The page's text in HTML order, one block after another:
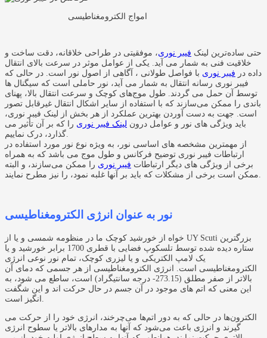
امواج الکترومغناطیسی
حتی ساده‌ترین لینک فیبر نوری، موفقیتی در طراحی خلاقانه، دقت ساخت و
خلاقیت فنی به شمار می آید. یکی از عوامل موثر در سرعت بالای انتقال
داده در فیبر نوری با فواصل طولانی ، آگاهی از اصول نور است. در حالی که
فیبر نوری رسانه انتقال به شمار می آید، نور حاملی است که سیگنال ها
توسط آن حمل می گردند. طول موج‌های کوچک و سرعت انتقال بالا، پهنای
باندی را ممکن می‌سازند که با استفاده از سایر اشکال انتقال غیرقابل تصور
است. جهت به دست آوردن بهترین عملکرد از هر بخش از لینک فیبر نوری،
باید ویژگی های نور و عوامل درون لینک فیبر نوری را که بر آن تأثیر می
از مهمترین مشخصه های اساسی نور، به ویژه نوع نور مورد استفاده در
ارتباطات فیبر نوری توضیح فرکانس و طول موج می باشد که به همراه
برخی از ویژگی های دیگر ارتباطات فیبر نوری را ممکن می‌سازند، و البته
نور به عنوان انرژی الکترومغناطیسی
خواه از خورشید کوچک ما در منظومه شمسی و یا از UY Scuti بزرگترین
ستاره دیده شده توسط تلسکوپ فضایی با قطری 1700 برابر خورشید و یا
یک لامپ الکتریکی و یا لیزری کوچک، تمام نور نوعی انرژی
الکترومغناطیسی است. انرژی الکترومغناطیسی از هر جسمی که دمای آن
بالاتر از صفر مطلق (273.15- درجه سانتیگراد) است، ساطع می شود، به
این معنی که اتم های موجود در آن جسم در حال حرکت اند و این شگفت
انگیز است.
الکترون‌ها در حالی که به دور اتم‌ها می‌چرخند، انرژی خود را از حرکت می
گیرند و انرژی باعث می‌شود که آنها به مدارهای بالاتر یا سطوح انرژی